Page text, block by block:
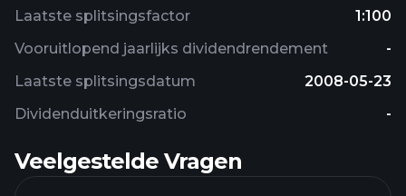
Vooruitlopend jaarlijks dividendrendement -
Dividenduitkeringsratio -
Laatste splitsingsfactor 1:100
Laatste splitsingsdatum 2008-05-23
Veelgestelde Vragen